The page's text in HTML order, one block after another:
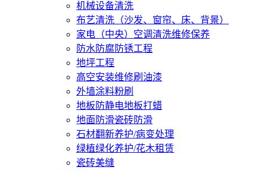
机械设备清洗
布艺清洗（沙发、窗帘、床、背景）
家电（中央）空调清洗维修保养
防水防腐防锈工程
地坪工程
高空安装维修刷油漆
外墙涂料粉刷
地板防静电地板打蜡
地面防滑瓷砖防滑
石材翻新养护/病变处理
绿植绿化养护/花木租赁
瓷砖美缝